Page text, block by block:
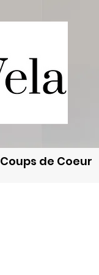
Coups de Coeur